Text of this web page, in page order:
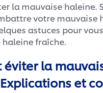
la mauvaise haleine.
votre mauvaise
astuces pour
fraîche.
éviter la
et